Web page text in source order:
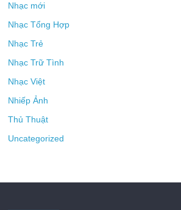
Nhạc mới
Nhạc Tổng Hợp
Nhạc Trẻ
Nhạc Trữ Tình
Nhạc Việt
Nhiếp Ảnh
Thủ Thuật
Uncategorized